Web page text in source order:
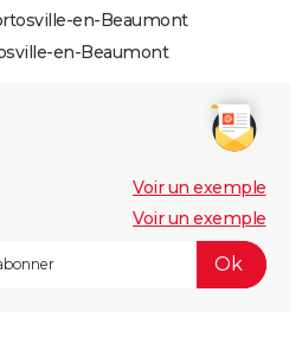
en-Beaumont
en-Beaumont
Voir un exemple
Voir un exemple